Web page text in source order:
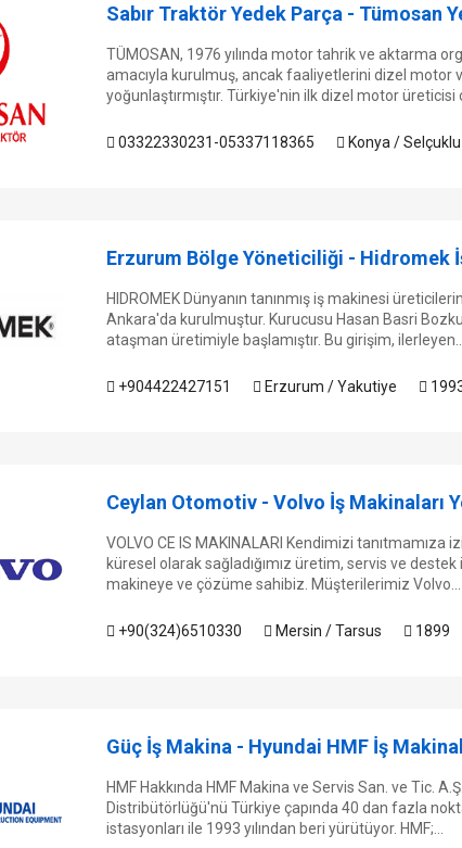
Sabır Traktör Yedek Parça - Tümosan
TÜMOSAN, 1976 yılında motor tahrik ve aktarma
amacıyla kurulmuş, ancak faaliyetlerini dizel motor
yoğunlaştırmıştır. Türkiye'nin ilk dizel motor üreticisi
03322330231-05337118365 Konya / Selçuklu
Erzurum Bölge Yöneticiliği - Hidromek
HIDROMEK Dünyanın tanınmış iş makinesi
Ankara'da kurulmuştur. Kurucusu Hasan Basri
ataşman üretimiyle başlamıştır. Bu girişim, ilerleyen...
+904422427151 Erzurum / Yakutiye
Ceylan Otomotiv - Volvo İş Makinaları
VOLVO CE IS MAKINALARI Kendimizi tanıtmamıza
küresel olarak sağladığımız üretim, servis ve destek
makineye ve çözüme sahibiz. Müşterilerimiz Volvo...
+90(324)6510330 Mersin / Tarsus 1899
Güç İş Makina - Hyundai HMF İş
HMF Hakkında HMF Makina ve Servis San. ve Tic.
Distribütörlüğü'nü Türkiye çapında 40 dan fazla
istasyonları ile 1993 yılından beri yürütüyor. HMF;...